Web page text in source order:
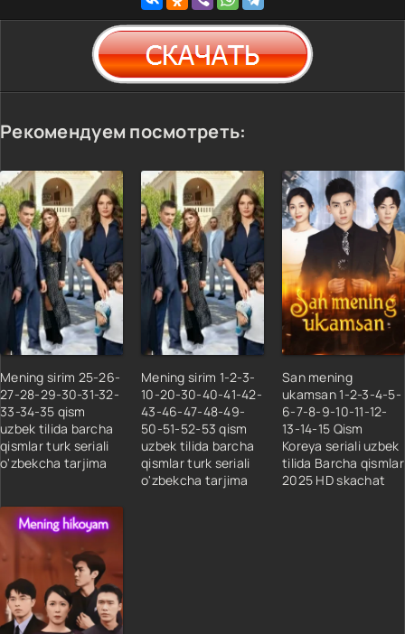
Рекомендуем посмотреть:
Mening sirim 25-26-
27-28-29-30-31-32-
33-34-35 qism
uzbek tilida barcha
qismlar turk seriali
o'zbekcha tarjima
Mening sirim 1-2-3-
10-20-30-40-41-42-
43-46-47-48-49-
50-51-52-53 qism
uzbek tilida barcha
qismlar turk seriali
o'zbekcha tarjima
San mening
ukamsan 1-2-3-4-5-
6-7-8-9-10-11-12-
13-14-15 Qism
Koreya seriali uzbek
tilida Barcha qismlar
2025 HD skachat